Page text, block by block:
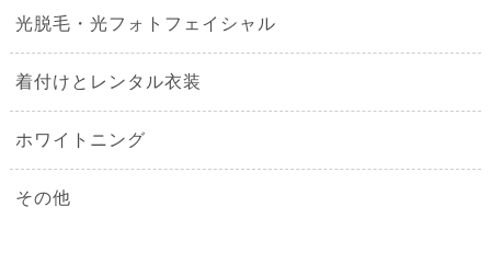
光脱毛・光フォトフェイシャル
着付けとレンタル衣装
ホワイトニング
その他